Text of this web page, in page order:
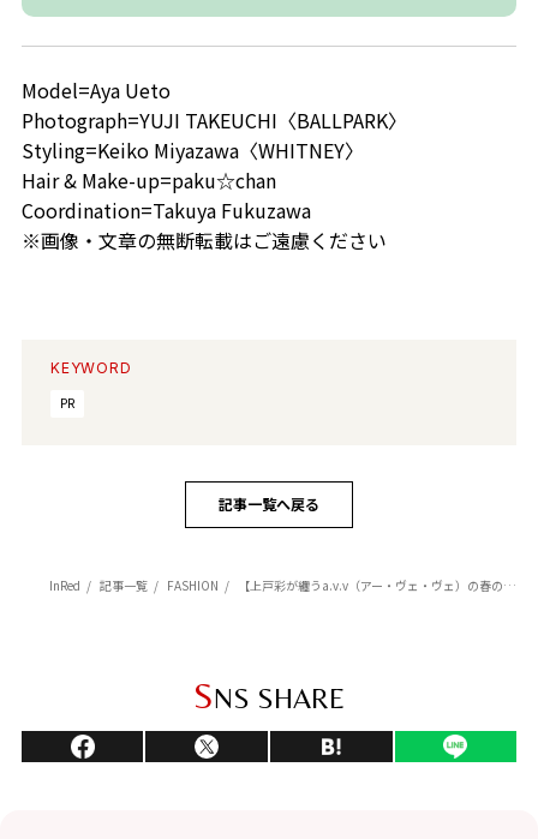
Model=Aya Ueto
Photograph=YUJI TAKEUCHI〈BALLPARK〉
Styling=Keiko Miyazawa〈WHITNEY〉
Hair & Make-up=paku☆chan
Coordination=Takuya Fukuzawa
※画像・文章の無断転載はご遠慮ください
KEYWORD
PR
記事一覧へ戻る
InRed 記事一覧 FASHION 【上戸彩が纏うa.v.v（アー・ヴェ・ヴェ）の春の新作】 季節のスライド時期はマリンパーカとスウェットが役立つ
SNS SHARE